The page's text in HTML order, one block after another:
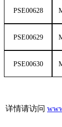
PSE00628
PSE00629
PSE00630
详情请访问